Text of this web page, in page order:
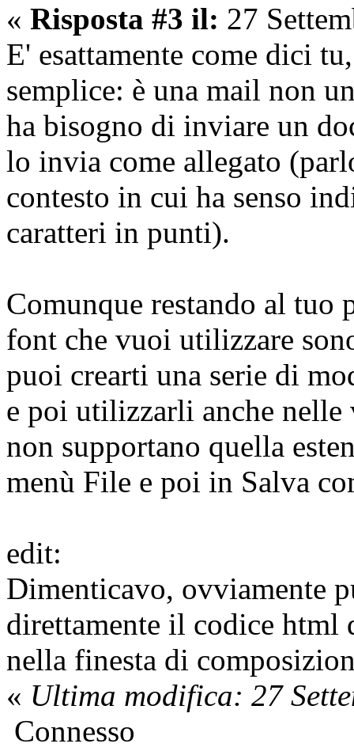
« Risposta #3 il: 27
E' esattamente come dici
semplice: è una mail non
ha bisogno di inviare un
lo invia come allegato
contesto in cui ha senso
caratteri in punti).
Comunque restando al tuo
font che vuoi utilizzare
puoi crearti una serie di
e poi utilizzarli anche
non supportano quella
menù File e poi in Salva
edit:
Dimenticavo, ovviamente
direttamente il codice
nella finesta di
« Ultima modifica: 27
Connesso